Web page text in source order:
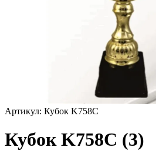
Артикул: Кубок K758C
Кубок K758C (3)